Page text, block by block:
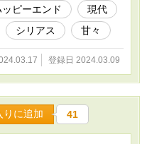
を求めることもできず、耐
っていた。 心の支えは、マ
いぐるみのモモだけ。 学校
。 一方、嶺二（れいじ）
ストとして働いている。 28
誰にも媚びず、群れるのが
高のアルファ」と呼ばれ人
族も恋人もおらず、この先
つもりだった。 ある日、嶺
た白亜を見かける。 普段な
ッピーエンド
現代
シリアス 甘々
登録日 2024.03.09
りに追加 41